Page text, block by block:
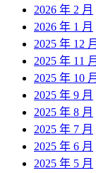
2026 年 2 月
2026 年 1 月
2025 年 12 月
2025 年 11 月
2025 年 10 月
2025 年 9 月
2025 年 8 月
2025 年 7 月
2025 年 6 月
2025 年 5 月